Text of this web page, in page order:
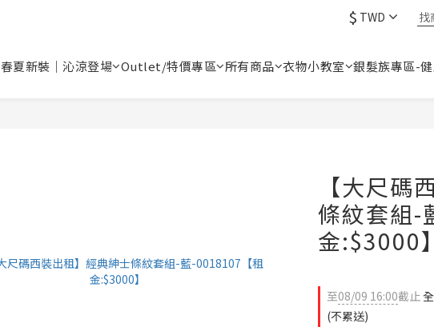
$ TWD
春夏新裝｜沁涼登場 Outlet/特價專區 所有商品 衣物小教室 銀髮族專區-
【大尺碼
條紋套組-
金:$3000
至08/09 16:00截止
(不累送)